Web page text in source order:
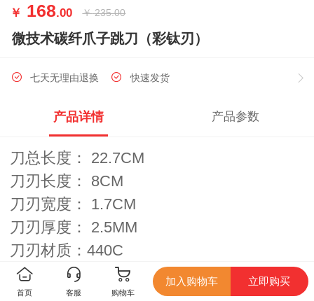
￥ 168.00 ￥ 235.00
微技术碳纤爪子跳刀（彩钛刃）
七天无理由退换 快速发货
产品详情 产品参数
刀总长度： 22.7CM
刀刃长度： 8CM
刀刃宽度： 1.7CM
刀刃厚度： 2.5MM
刀刃材质：440C
手柄长度： 14.7CM
手柄材质：锌合金镶嵌炭纤维贴片
首页 客服 购物车
加入购物车 立即购买